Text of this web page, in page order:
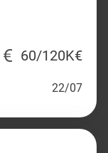
60/120K€
22/07